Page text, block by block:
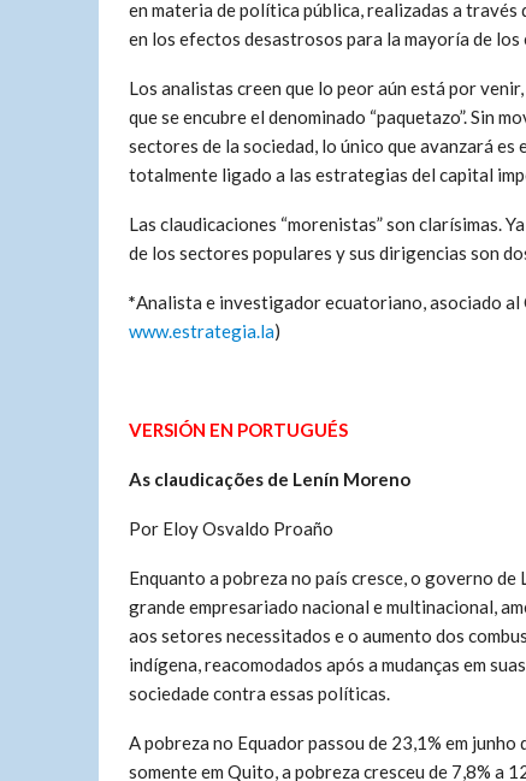
en materia de política pública, realizadas a
en los efectos desastrosos para la mayoría de
Los analistas creen que lo peor aún está por
que se encubre el denominado “paquetazo”. Sin
sectores de la sociedad, lo único que avanzará
totalmente ligado a las estrategias del capital
Las claudicaciones “morenistas” son clarísimas.
de los sectores populares y sus dirigencias son
*Analista e investigador ecuatoriano, asociado
www.estrategia.la)
VERSIÓN EN PORTUGUÉS
As claudicações de Lenín Moreno
Por Eloy Osvaldo Proaño
Enquanto a pobreza no país cresce, o governo
grande empresariado nacional e multinacional,
aos setores necessitados e o aumento dos
indígena, reacomodados após a mudanças em
sociedade contra essas políticas.
A pobreza no Equador passou de 23,1% em
somente em Quito, a pobreza cresceu de 7,8% a